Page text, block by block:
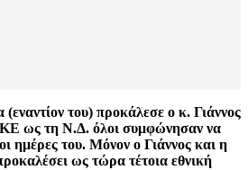
του) προκάλεσε ο κ. Γιάννος
ως τη Ν.Δ. όλοι συμφώνησαν να
ημέρες του. Μόνον ο Γιάννος και η
ως τώρα τέτοια εθνική